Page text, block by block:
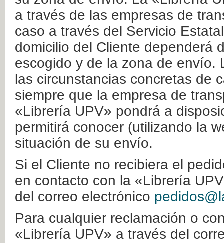
a través de las empresas de
caso a través del Servicio
domicilio del Cliente dependerá
escogido y de la zona de envío.
las circunstancias concretas de
siempre que la empresa de
«Librería UPV» pondrá a
permitirá conocer (utilizando la
situación de su envío.
Si el Cliente no recibiera el
en contacto con la «Librería
del correo electrónico
Para cualquier reclamación o
«Librería UPV» a través del